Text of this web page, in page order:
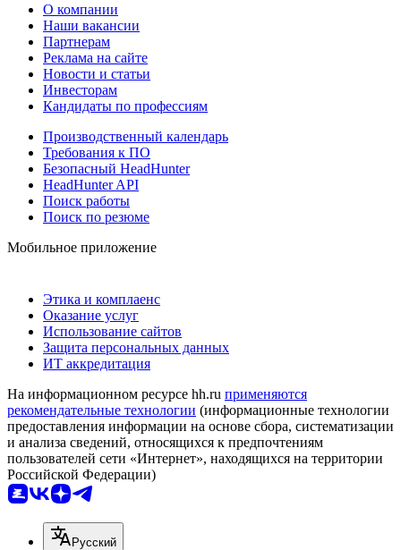
О компании
Наши вакансии
Партнерам
Реклама на сайте
Новости и статьи
Инвесторам
Кандидаты по профессиям
Производственный календарь
Требования к ПО
Безопасный HeadHunter
HeadHunter API
Поиск работы
Поиск по резюме
Мобильное приложение
Этика и комплаенс
Оказание услуг
Использование сайтов
Защита персональных данных
ИТ аккредитация
На информационном ресурсе hh.ru применяются
рекомендательные технологии (информационные технологии
предоставления информации на основе сбора, систематизации
и анализа сведений, относящихся к предпочтениям
пользователей сети «Интернет», находящихся на территории
Российской Федерации)
Русский